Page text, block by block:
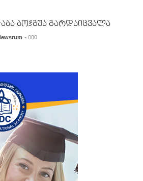
ბოჯგუა გარდაიცვალა
- 000